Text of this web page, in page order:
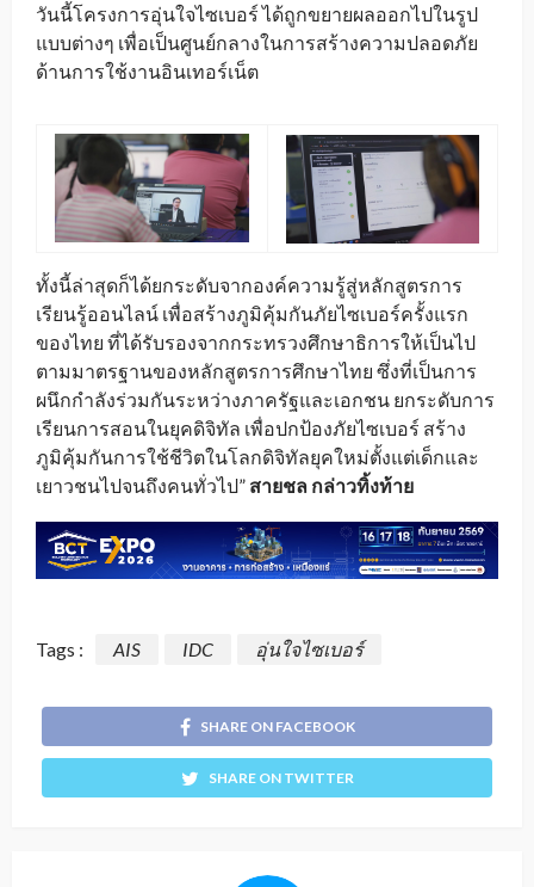
วันนี้โครงการอุ่นใจไซเบอร์ ได้ถูกขยายผลออกไปในรูป
แบบต่างๆ เพื่อเป็นศูนย์กลางในการสร้างความปลอดภัย
ด้านการใช้งานอินเทอร์เน็ต
ทั้งนี้ล่าสุดก็ได้ยกระดับจากองค์ความรู้สู่หลักสูตรการ
เรียนรู้ออนไลน์ เพื่อสร้างภูมิคุ้มกันภัยไซเบอร์ครั้งแรก
ของไทย ที่ได้รับรองจากกระทรวงศึกษาธิการให้เป็นไป
ตามมาตรฐานของหลักสูตรการศึกษาไทย ซึ่งที่เป็นการ
ผนึกกำลังร่วมกันระหว่างภาครัฐและเอกชน ยกระดับการ
เรียนการสอนในยุคดิจิทัล เพื่อปกป้องภัยไซเบอร์ สร้าง
ภูมิคุ้มกันการใช้ชีวิตในโลกดิจิทัลยุคใหม่ตั้งแต่เด็กและ
เยาวชนไปจนถึงคนทั่วไป” สายชล กล่าวทิ้งท้าย
Tags : AIS IDC อุ่นใจไซเบอร์
SHARE ON FACEBOOK
SHARE ON TWITTER